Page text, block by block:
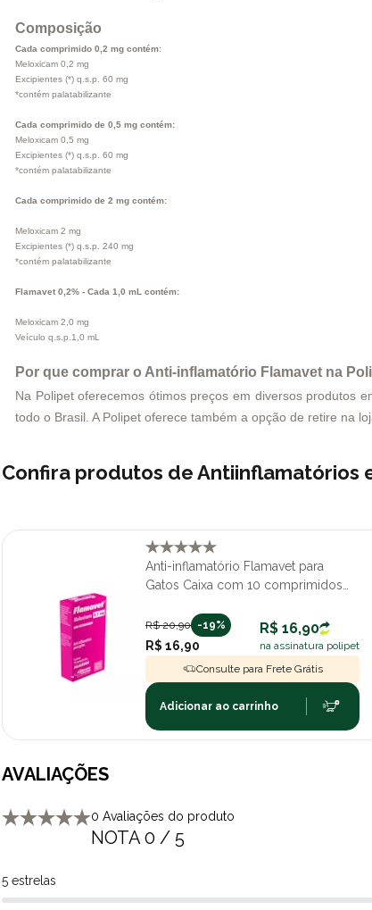
Composição
Cada comprimido 0,2 mg contém:
Meloxicam 0,2 mg
Excipientes (*) q.s.p. 60 mg
*contém palatabilizante
Cada comprimido de 0,5 mg contém:
Meloxicam 0,5 mg
Excipientes (*) q.s.p. 60 mg
*contém palatabilizante
Cada comprimido de 2 mg contém:
Meloxicam 2 mg
Excipientes (*) q.s.p. 240 mg
*contém palatabilizante
Flamavet 0,2% - Cada 1,0 mL contém:
Meloxicam 2,0 mg
Veículo q.s.p.1,0 mL
Por que comprar o Anti-inflamatório Flamavet na
Na Polipet oferecemos ótimos preços em diversos produtos
todo o Brasil. A Polipet oferece também a opção de retire na
Confira produtos de Antiinflamatórios
Anti-inflamatório Flamavet para
Gatos Caixa com 10 comprimidos
R$ 20,90 -19%
R$ 16,90
R$ 16,90
na assinatura polipet
Consulte para Frete Grátis
Adicionar ao carrinho
AVALIAÇÕES
0 Avaliações do produto
NOTA 0 / 5
5 estrelas